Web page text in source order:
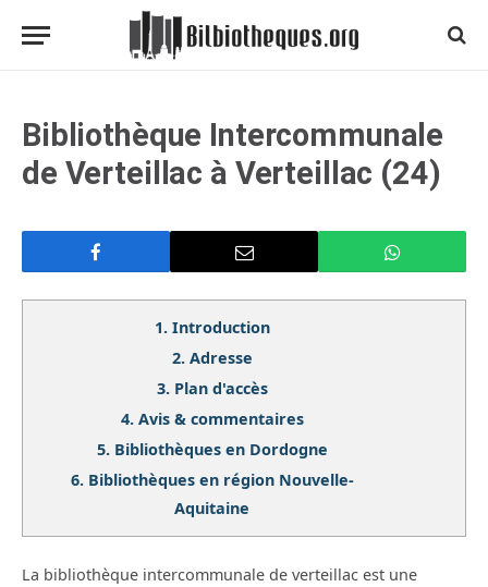
Bibliothèque Intercommunale
de Verteillac à Verteillac (24)
1. Introduction
2. Adresse
3. Plan d'accès
4. Avis & commentaires
5. Bibliothèques en Dordogne
6. Bibliothèques en région Nouvelle-
Aquitaine
La bibliothèque intercommunale de verteillac est une